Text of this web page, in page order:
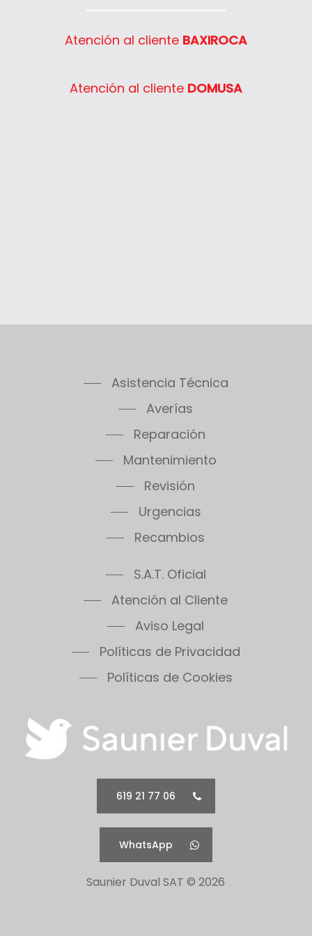
Atención al cliente BAXIROCA
Atención al cliente DOMUSA
Asistencia Técnica
Averías
Reparación
Mantenimiento
Revisión
Urgencias
Recambios
S.A.T. Oficial
Atención al Cliente
Aviso Legal
Políticas de Privacidad
Políticas de Cookies
619 21 77 06
WhatsApp
Saunier Duval SAT ©2026